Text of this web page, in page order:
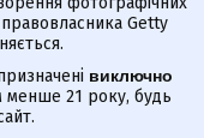
правовласника Getty
виключно
21 року, будь